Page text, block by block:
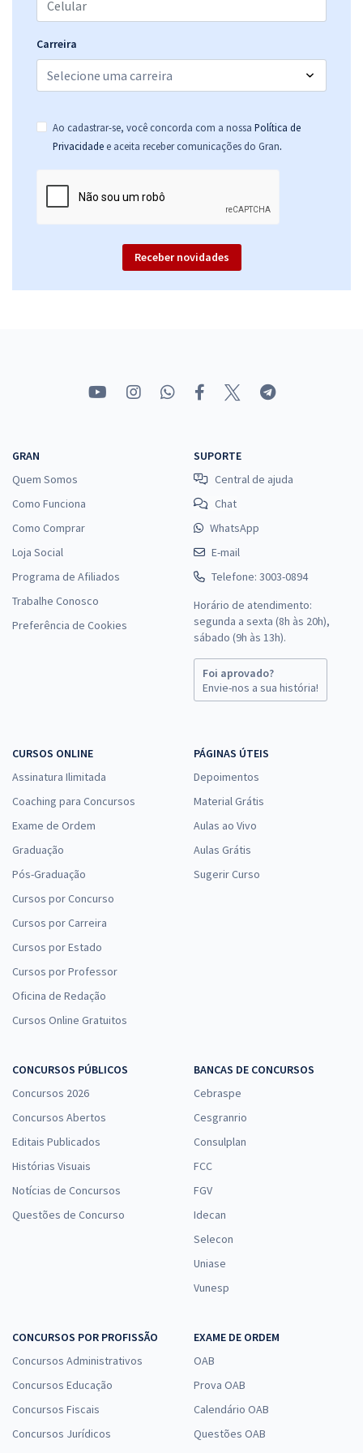
Comprar
Prefeitura de Camboriú - SC - Enfermeiro
Economize R$ 99,98 (-20%)
Comprar
Economize R$ 66,96 (-20%)
Prefeitura de Camboriú - SC - Conhecimentos Básicos Comuns aos
cargos de Nível Médio - Equipe Gran
à vista
R$22,32
Prefeitura de Camboriú - SC - Auxiliar Administrativo
à vista
Comprar
R$33,33
Prefeitura de Biguaçu - SC - Conhecimentos Específicos para o
cargo de Contador - Equipe Gran
R$19,99
Comprar
Carreira
Ao cadastrar-se, você concorda com a nossa Política de
Privacidade e aceita receber comunicações do Gran.
Receber novidades
GRAN
Quem Somos
Como Funciona
Como Comprar
Loja Social
Programa de Afiliados
Trabalhe Conosco
Preferência de Cookies
SUPORTE
Central de ajuda
Chat
WhatsApp
E-mail
Telefone: 3003-0894
Horário de atendimento:
segunda a sexta (8h às 20h),
sábado (9h às 13h).
Foi aprovado?
Envie-nos a sua história!
CURSOS ONLINE
Assinatura Ilimitada
Coaching para Concursos
Exame de Ordem
Graduação
Pós-Graduação
Cursos por Concurso
Cursos por Carreira
Cursos por Estado
Cursos por Professor
Oficina de Redação
Cursos Online Gratuitos
PÁGINAS ÚTEIS
Depoimentos
Material Grátis
Aulas ao Vivo
Aulas Grátis
Sugerir Curso
CONCURSOS PÚBLICOS
Concursos 2026
Concursos Abertos
Editais Publicados
Histórias Visuais
Notícias de Concursos
Questões de Concurso
BANCAS DE CONCURSOS
Cebraspe
Cesgranrio
Consulplan
FCC
FGV
Idecan
Selecon
Uniase
Vunesp
CONCURSOS POR PROFISSÃO
Concursos Administrativos
Concursos Educação
Concursos Fiscais
Concursos Jurídicos
EXAME DE ORDEM
OAB
Prova OAB
Calendário OAB
Questões OAB